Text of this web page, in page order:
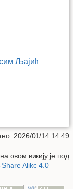
Љајић
2026/01/14 14:49
овом викију је под
Alike 4.0